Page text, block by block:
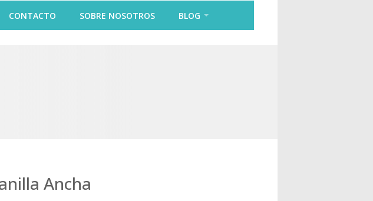
CONTACTO SOBRE NOSOTROS BLOG
Ancha